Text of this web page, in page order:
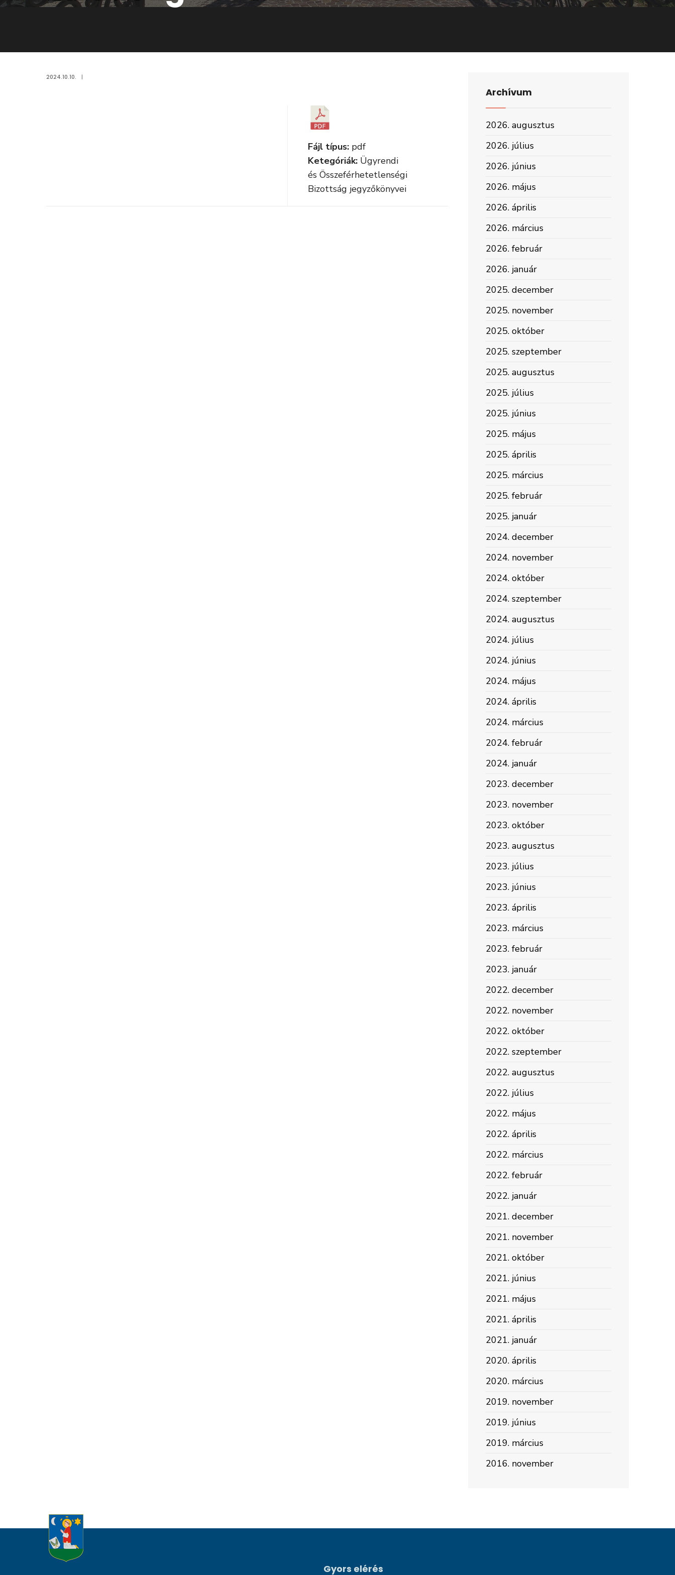
2024.10.10. |
Fájl típus: pdf
Ketegóriák: Ügyrendi
és Összeférhetetlenségi
Bizottság jegyzőkönyvei
Archívum
2026. augusztus
2026. július
2026. június
2026. május
2026. április
2026. március
2026. február
2026. január
2025. december
2025. november
2025. október
2025. szeptember
2025. augusztus
2025. július
2025. június
2025. május
2025. április
2025. március
2025. február
2025. január
2024. december
2024. november
2024. október
2024. szeptember
2024. augusztus
2024. július
2024. június
2024. május
2024. április
2024. március
2024. február
2024. január
2023. december
2023. november
2023. október
2023. augusztus
2023. július
2023. június
2023. április
2023. március
2023. február
2023. január
2022. december
2022. november
2022. október
2022. szeptember
2022. augusztus
2022. július
2022. május
2022. április
2022. március
2022. február
2022. január
2021. december
2021. november
2021. október
2021. június
2021. május
2021. április
2021. január
2020. április
2020. március
2019. november
2019. június
2019. március
2016. november
Gyors elérés